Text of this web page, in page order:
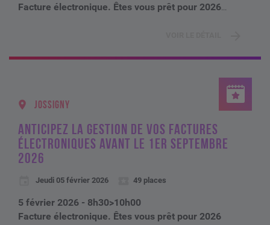
Facture électronique. Êtes vous prêt pour 2026
JOSSIGNY
ANTICIPEZ LA GESTION DE VOS FACTURES
ÉLECTRONIQUES AVANT LE 1ER SEPTEMBRE
2026
Jeudi 05 février 2026 49 places
5 février 2026 - 8h30>10h00
Facture électronique. Êtes vous prêt pour 2026